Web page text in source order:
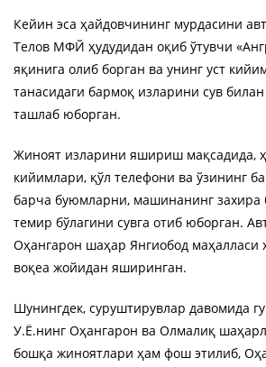
Кейин эса ҳайдовчининг мурдасини
Телов МФЙ ҳудудидан оқиб ўтувчи
яқинига олиб борган ва унинг уст
танасидаги бармоқ изларини сув
ташлаб юборган.
Жиноят изларини яшириш мақсадида,
кийимлари, қўл телефони ва ўзининг
барча буюмларни, машинанинг захира
темир бўлагини сувга отиб юборган.
Оҳангарон шаҳар Янгиобод маҳалласи
воқеа жойидан яширинган.
Шунингдек, суруштирувлар давомида
У.Ё.нинг Оҳангарон ва Олмалиқ
бошқа жиноятлари ҳам фош этилиб,